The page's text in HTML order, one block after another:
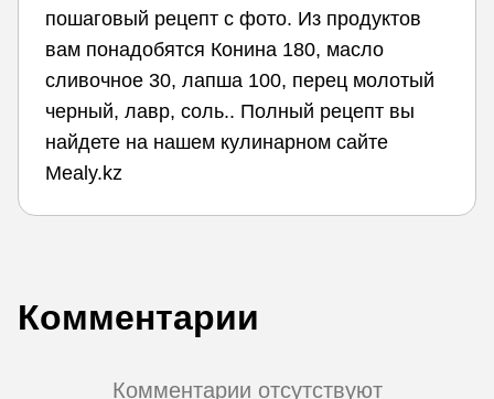
пошаговый рецепт с фото. Из продуктов
вам понадобятся Конина 180, масло
сливочное 30, лапша 100, перец молотый
черный, лавр, соль.. Полный рецепт вы
найдете на нашем кулинарном сайте
Mealy.kz
Комментарии
Комментарии отсутствуют